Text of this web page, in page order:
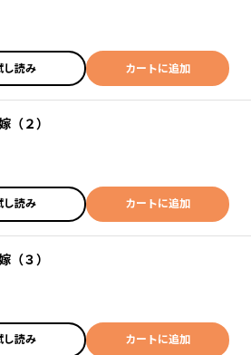
し読み カートに追加
（２）
し読み カートに追加
（３）
し読み カートに追加